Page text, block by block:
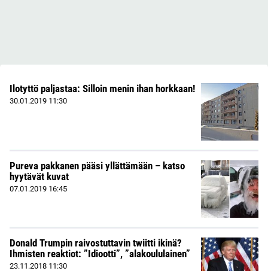
Ilotyttö paljastaa: Silloin menin ihan horkkaan!
30.01.2019 11:30
Pureva pakkanen pääsi yllättämään – katso
hyytävät kuvat
07.01.2019 16:45
Donald Trumpin raivostuttavin twiitti ikinä?
Ihmisten reaktiot: ”Idiootti”, ”alakoululainen”
23.11.2018 11:30